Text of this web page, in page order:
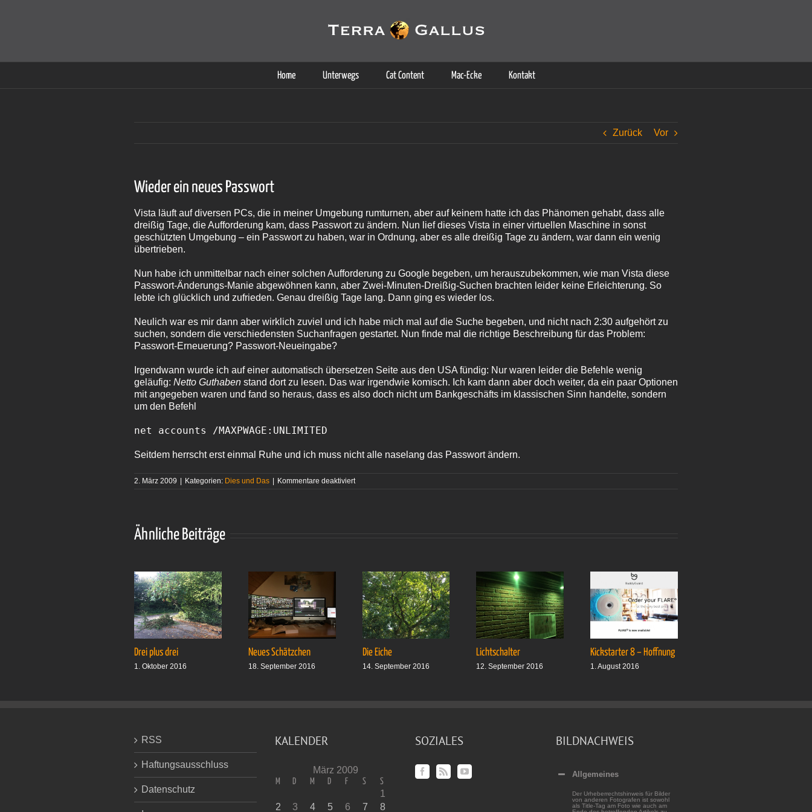
Home Unterwegs Cat Content Mac-Ecke Kontakt
Zurück Vor
Wieder ein neues Passwort
Vista läuft auf diversen PCs, die in meiner Umgebung rumturnen, aber auf keinem hatte ich das Phänomen gehabt, dass alle
dreißig Tage, die Aufforderung kam, dass Passwort zu ändern. Nun lief dieses Vista in einer virtuellen Maschine in sonst
geschützten Umgebung – ein Passwort zu haben, war in Ordnung, aber es alle dreißig Tage zu ändern, war dann ein wenig
übertrieben.
Nun habe ich unmittelbar nach einer solchen Aufforderung zu Google begeben, um herauszubekommen, wie man Vista diese
Passwort-Änderungs-Manie abgewöhnen kann, aber Zwei-Minuten-Dreißig-Suchen brachten leider keine Erleichterung. So
lebte ich glücklich und zufrieden. Genau dreißig Tage lang. Dann ging es wieder los.
Neulich war es mir dann aber wirklich zuviel und ich habe mich mal auf die Suche begeben, und nicht nach 2:30 aufgehört zu
suchen, sondern die verschiedensten Suchanfragen gestartet. Nun finde mal die richtige Beschreibung für das Problem:
Passwort-Erneuerung? Passwort-Neueingabe?
Irgendwann wurde ich auf einer automatisch übersetzen Seite aus den USA fündig: Nur waren leider die Befehle wenig
geläufig: Netto Guthaben stand dort zu lesen. Das war irgendwie komisch. Ich kam dann aber doch weiter, da ein paar Optionen
mit angegeben waren und fand so heraus, dass es also doch nicht um Bankgeschäfts im klassischen Sinn handelte, sondern
um den Befehl
net accounts /MAXPWAGE:UNLIMITED
Seitdem herrscht erst einmal Ruhe und ich muss nicht alle naselang das Passwort ändern.
2. März 2009 | Kategorien: Dies und Das | Kommentare deaktiviertfür
Ähnliche Beiträge
Drei plus drei
1. Oktober 2016
Neues Schätzchen
18. September 2016
Die Eiche
14. September 2016
Lichtschalter
12. September 2016
Kickstarter 8 – Hoffnung
1. August 2016
RSS
Haftungsausschluss
Datenschutz
KALENDER
März 2009
M D M D F S S
1
2
3 4 5 6 7 8
SOZIALES BILDNACHWEIS
Allgemeines
Der Urheberrechtshinweis für Bilder
von anderen Fotografen ist sowohl
als Title-Tag am Foto wie auch am
Cookies helfen auf auf dieser Seite bei der Bereitstellung der Dienste. Durch die Nutzung dieser Webseite erklären Sie sich damit einverstanden, dass Cookies gesetzt werden.
Weitere Informationen